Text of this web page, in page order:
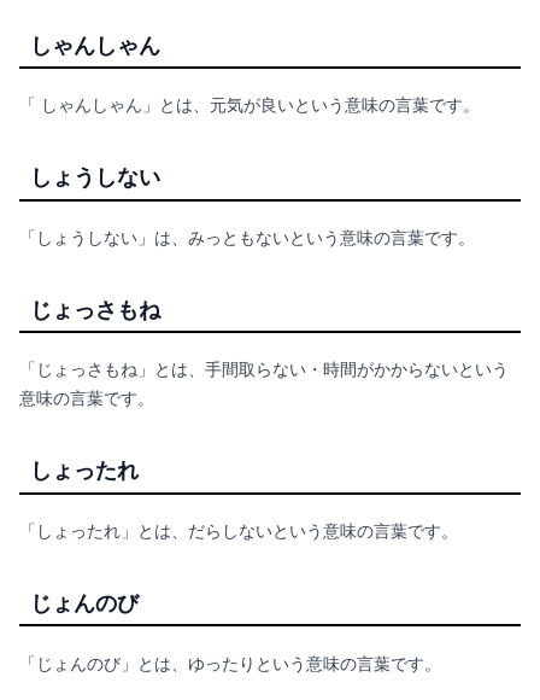
しゃんしゃん
「 しゃんしゃん」とは、元気が良いという意味の言葉です。
しょうしない
「しょうしない」は、みっともないという意味の言葉です。
じょっさもね
「じょっさもね」とは、手間取らない・時間がかからないという
意味の言葉です。
しょったれ
「しょったれ」とは、だらしないという意味の言葉です。
じょんのび
「じょんのび」とは、ゆったりという意味の言葉です。